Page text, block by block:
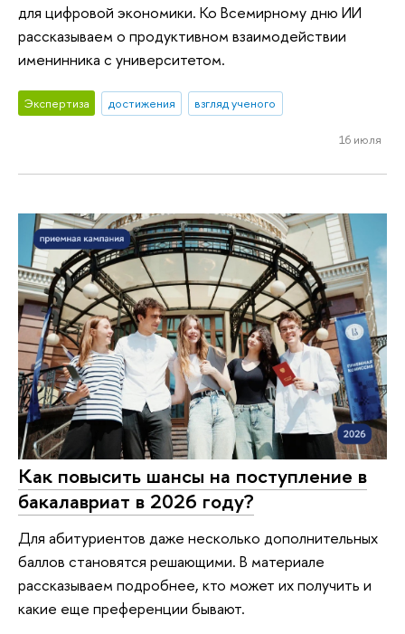
для цифровой экономики. Ко Всемирному дню ИИ
рассказываем о продуктивном взаимодействии
именинника с университетом.
Экспертиза достижения взгляд ученого
16 июля
Как повысить шансы на поступление в
бакалавриат в 2026 году?
Для абитуриентов даже несколько дополнительных
баллов становятся решающими. В материале
рассказываем подробнее, кто может их получить и
какие еще преференции бывают.